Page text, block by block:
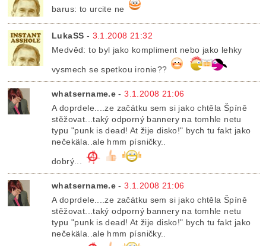
barus: to urcite ne
LukaSS - 3.1.2008 21:32
Medvěd: to byl jako kompliment nebo jako lehky
vysmech se spetkou ironie??
whatsername.e -3.1.2008 21:06
A doprdele....ze začátku sem si jako chtěla Špíně
stěžovat...taký odporný bannery na tomhle netu
typu "punk is dead! At žije disko!" bych tu fakt jako
nečekäla..ale hmm písničky..
dobrý...
whatsername.e -3.1.2008 21:06
A doprdele....ze začátku sem si jako chtěla Špíně
stěžovat...taký odporný bannery na tomhle netu
typu "punk is dead! At žije disko!" bych tu fakt jako
nečekäla..ale hmm písničky..